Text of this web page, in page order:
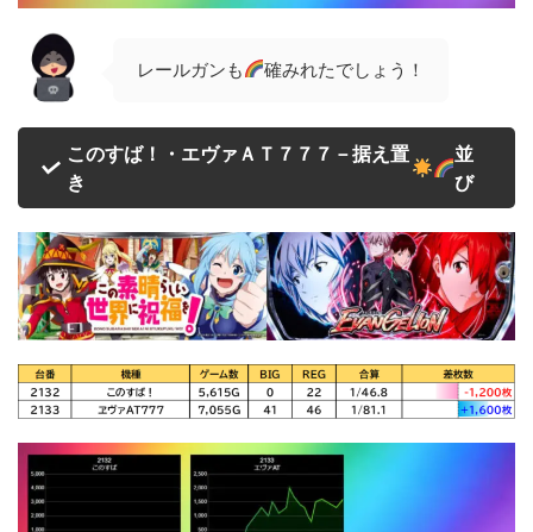
レールガンも 確みれたでしょう！
このすば！・エヴァＡＴ７７７－据え置
き
並
び